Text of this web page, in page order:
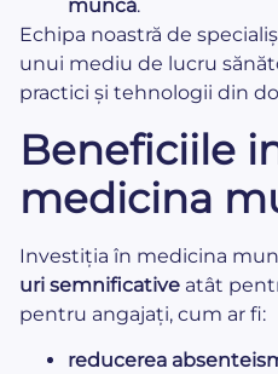
muncă.
Echipa noastră de
unui mediu de lucru
practici și tehnologii din
Beneficiile
medicina
Investiția în medicina
uri semnificative atât
pentru angajați, cum ar fi:
reducerea